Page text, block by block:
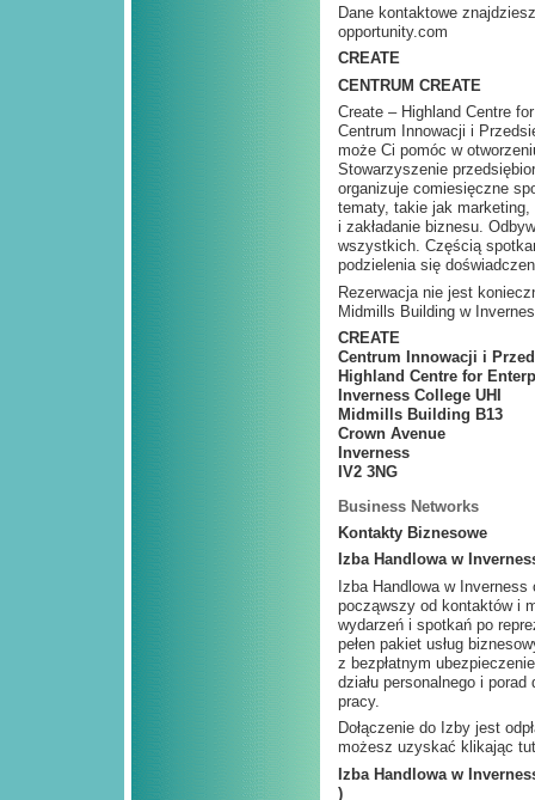
Dane kontaktowe
opportunity.com
CREATE
CENTRUM CREATE
Create – Highland Centre
Centrum Innowacji i
może Ci pomóc w
Stowarzyszenie
organizuje comiesięczne
tematy, takie jak
i zakładanie biznesu.
wszystkich. Częścią
podzielenia się
Rezerwacja nie jest
Midmills Building w
CREATE
Centrum Innowacji i
Highland Centre for
Inverness College UHI
Midmills Building B13
Crown Avenue
Inverness
IV2 3NG
Business Networks
Kontakty Biznesowe
Izba Handlowa w
Izba Handlowa w
począwszy od kontaktów i
wydarzeń i spotkań po
pełen pakiet usług
z bezpłatnym
działu personalnego i
pracy.
Dołączenie do Izby jest
możesz uzyskać klikając
Izba Handlowa w
)